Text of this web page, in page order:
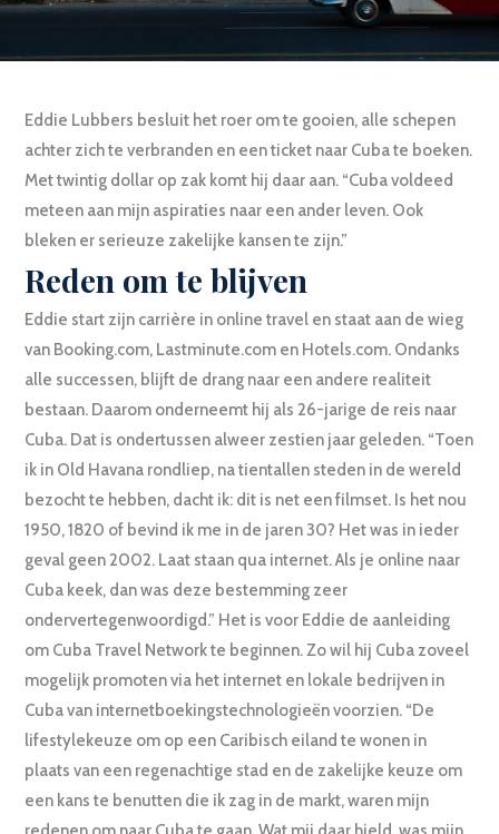
Eddie Lubbers besluit het roer om te gooien, alle schepen
achter zich te verbranden en een ticket naar Cuba te boeken.
Met twintig dollar op zak komt hij daar aan. “Cuba voldeed
meteen aan mijn aspiraties naar een ander leven. Ook
bleken er serieuze zakelijke kansen te zijn.”
Reden om te blijven
Eddie start zijn carrière in online travel en staat aan de wieg
van Booking.com, Lastminute.com en Hotels.com. Ondanks
alle successen, blijft de drang naar een andere realiteit
bestaan. Daarom onderneemt hij als 26-jarige de reis naar
Cuba. Dat is ondertussen alweer zestien jaar geleden. “Toen
ik in Old Havana rondliep, na tientallen steden in de wereld
bezocht te hebben, dacht ik: dit is net een filmset. Is het nou
1950, 1820 of bevind ik me in de jaren 30? Het was in ieder
geval geen 2002. Laat staan qua internet. Als je online naar
Cuba keek, dan was deze bestemming zeer
ondervertegenwoordigd.” Het is voor Eddie de aanleiding
om Cuba Travel Network te beginnen. Zo wil hij Cuba zoveel
mogelijk promoten via het internet en lokale bedrijven in
Cuba van internetboekingstechnologieën voorzien. “De
lifestylekeuze om op een Caribisch eiland te wonen in
plaats van een regenachtige stad en de zakelijke keuze om
een kans te benutten die ik zag in de markt, waren mijn